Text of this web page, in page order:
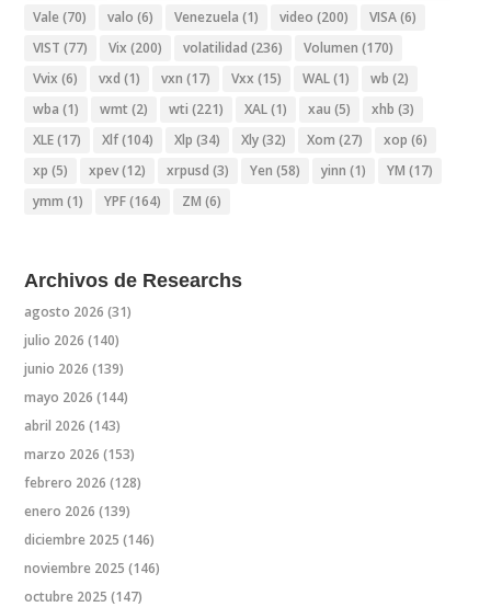
Vale (70) valo (6) Venezuela (1) video (200) VISA(6)
VIST (77) Vix (200) volatilidad (236) Volumen (170)
Vvix (6) vxd (1) vxn (17) Vxx (15) WAL(1) wb (2)
wba (1) wmt (2) wti (221) XAL(1) xau (5) xhb (3)
XLE(17) Xlf(104) Xlp (34) Xly(32) Xom (27) xop (6)
xp (5) xpev(12) xrpusd (3) Yen (58) yinn (1) YM (17)
ymm (1) YPF(164) ZM (6)
Archivos de Researchs
agosto 2026 (31)
julio 2026 (140)
junio 2026 (139)
mayo 2026 (144)
abril 2026 (143)
marzo 2026 (153)
febrero 2026 (128)
enero 2026 (139)
diciembre 2025 (146)
noviembre 2025 (146)
octubre 2025 (147)